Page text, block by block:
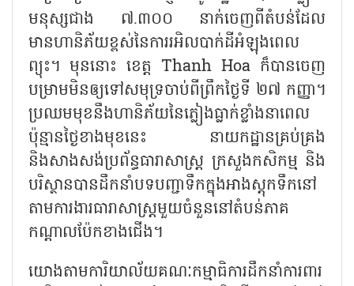
មនុស្សជាង ៧.៣០០ នាក់ចេញពីតំបន់ដែល
មានហានិភ័យខ្ពស់នៃការរអិលបាក់ដីអំឡុងពេល
ព្យុះ។ មុននោះ ខេត្ត Thanh Hoa ក៏បានចេញ
បម្រាមមិនឲ្យទៅសមុទ្រចាប់ពីព្រឹកថ្ងៃទី ២៧ កញ្ញា។
ប្រឈមមុខនឹងហានិភ័យនៃភ្លៀងធ្លាក់ខ្លាំងនាពេល
ប៉ុន្មានថ្ងៃខាងមុខនេះ នាយកដ្ឋានគ្រប់គ្រង
និងសាងសង់ប្រព័ន្ធធារាសាស្ត្រ ក្រសួងកសិកម្ម និង
បរិស្ថានបានដឹកនាំបទបញ្ជាទឹកក្នុងអាងស្តុកទឹកនៅ
តាមការងារធារាសាស្ត្រមួយចំនួននៅតំបន់ភាគ
កណ្តាលប៉ែកខាងជើង។
យោងតាមការិយាល័យគណៈកម្មាធិការដឹកនាំការពារ